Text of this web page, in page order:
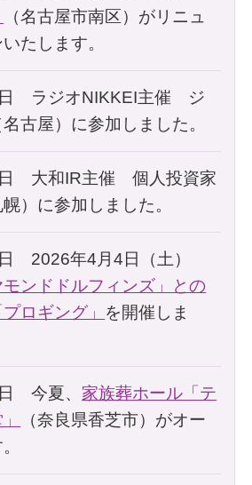
（名古屋市南区）がリニュ
たします。
ラジオNIKKEI主催 ジ
古屋）に参加しました。
大和IR主催 個人投資家
）に参加しました。
2026年4月4日（土）
モンドドルフィンズ」との
ロギング」 を開催しま
今夏、 家族葬ホール「テ
（奈良県香芝市）がオー